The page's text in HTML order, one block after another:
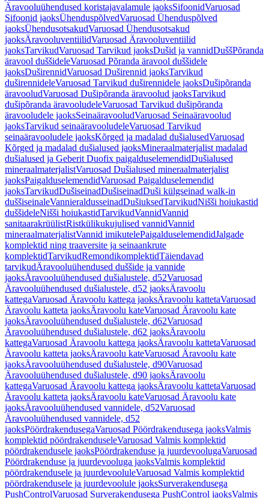
Äravooluühendused koristajavalamule jaoksSifoonidVaruosad
Sifoonid jaoksÜhenduspõlvedVaruosad Ühenduspõlved
jaoksÜhendusotsakudVaruosad Ühendusotsakud
jaoksÄravooluventiilidVaruosad Äravooluventiilid
jaoksTarvikudVaruosad Tarvikud jaoksDušid ja vannidDuššPõranda
äravool duššideleVaruosad Põranda äravool duššidele
jaoksDuširennidVaruosad Duširennid jaoksTarvikud
duširennideleVaruosad Tarvikud duširennidele jaoksDušipõranda
äravooludVaruosad Dušipõranda äravoolud jaoksTarvikud
dušipõranda äravooludeleVaruosad Tarvikud dušipõranda
äravooludele jaoksSeinaäravooludVaruosad Seinaäravoolud
jaoksTarvikud seinaäravooludeleVaruosad Tarvikud
seinaäravooludele jaoksKõrged ja madalad dušialusedVaruosad
Kõrged ja madalad dušialused jaoksMineraalmaterjalist madalad
dušialused ja Geberit Duofix paigalduselemendidDušialused
mineraalmaterjalistVaruosad Dušialused mineraalmaterjalist
jaoksPaigalduselemendidVaruosad Paigalduselemendid
jaoksTarvikudDušiseinadDušiseinadDuši külgseinad walk-in
duššiseinaleVannieraldusseinadDušiuksedTarvikudNišši hoiukastid
duššideleNišši hoiukastidTarvikudVannidVannid
sanitaarakrüülistRistkülikukujulised vannidVannid
mineraalmaterjalistVannid imikutelePaigalduselemendidJalgade
komplektid ning traaversite ja seinaankrute
komplektidTarvikudRemondikomplektidTäiendavad
tarvikudÄravooluühendused duššide ja vannide
jaoksÄravooluühendused dušialustele, d52Varuosad
Äravooluühendused dušialustele, d52 jaoksÄravoolu
kattegaVaruosad Äravoolu kattega jaoksÄravoolu kattetaVaruosad
Äravoolu katteta jaoksÄravoolu kateVaruosad Äravoolu kate
jaoksÄravooluühendused dušialustele, d62Varuosad
Äravooluühendused dušialustele, d62 jaoksÄravoolu
kattegaVaruosad Äravoolu kattega jaoksÄravoolu kattetaVaruosad
Äravoolu katteta jaoksÄravoolu kateVaruosad Äravoolu kate
jaoksÄravooluühendused dušialustele, d90Varuosad
Äravooluühendused dušialustele, d90 jaoksÄravoolu
kattegaVaruosad Äravoolu kattega jaoksÄravoolu kattetaVaruosad
Äravoolu katteta jaoksÄravoolu kateVaruosad Äravoolu kate
jaoksÄravooluühendused vannidele, d52Varuosad
Äravooluühendused vannidele, d52
jaoksPöördrakendusegaVaruosad Pöördrakendusega jaoksValmis
komplektid pöördrakenduseleVaruosad Valmis komplektid
pöördrakendusele jaoksPöördrakenduse ja juurdevoolugaVaruosad
Pöördrakenduse ja juurdevooluga jaoksValmis komplektid
pöördrakendusele ja juurdevooluleVaruosad Valmis komplektid
pöördrakendusele ja juurdevoolule jaoksSurverakendusega
PushControlVaruosad Surverakendusega PushControl jaoksValmis